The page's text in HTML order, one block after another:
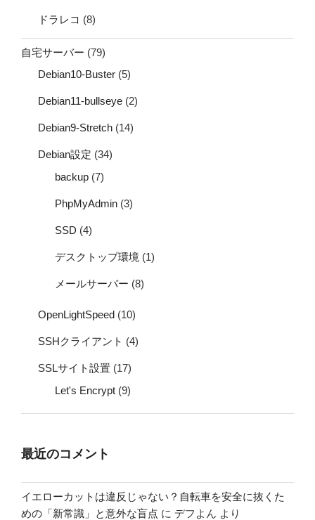
ドラレコ (8)
自宅サーバー (79)
Debian10-Buster (5)
Debian11-bullseye (2)
Debian9-Stretch (14)
Debian設定 (34)
backup (7)
PhpMyAdmin (3)
SSD (4)
デスクトップ環境 (1)
メールサーバー (8)
OpenLightSpeed (10)
SSHクライアント (4)
SSLサイト設置 (17)
Let's Encrypt (9)
最近のコメント
イエローカットは違反じゃない？自転車を安全に抜くた
めの「新常識」と意外な盲点 に デフよん より